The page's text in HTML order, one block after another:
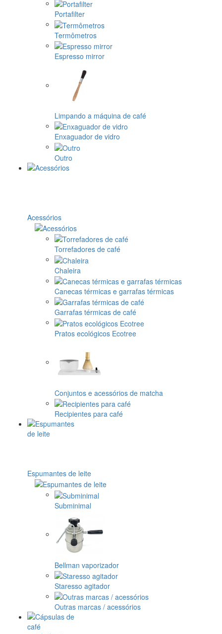
Portafilter
Termômetros
Espresso mirror
Limpando a máquina de café
Enxaguador de vidro
Outro
Acessórios
Torrefadores de café
Chaleira
Canecas térmicas e garrafas térmicas
Garrafas térmicas de café
Pratos ecológicos Ecotree
Conjuntos e acessórios de matcha
Recipientes para café
Espumantes de leite
Subminimal
Bellman vaporizador
Staresso agitador
Outras marcas / acessórios